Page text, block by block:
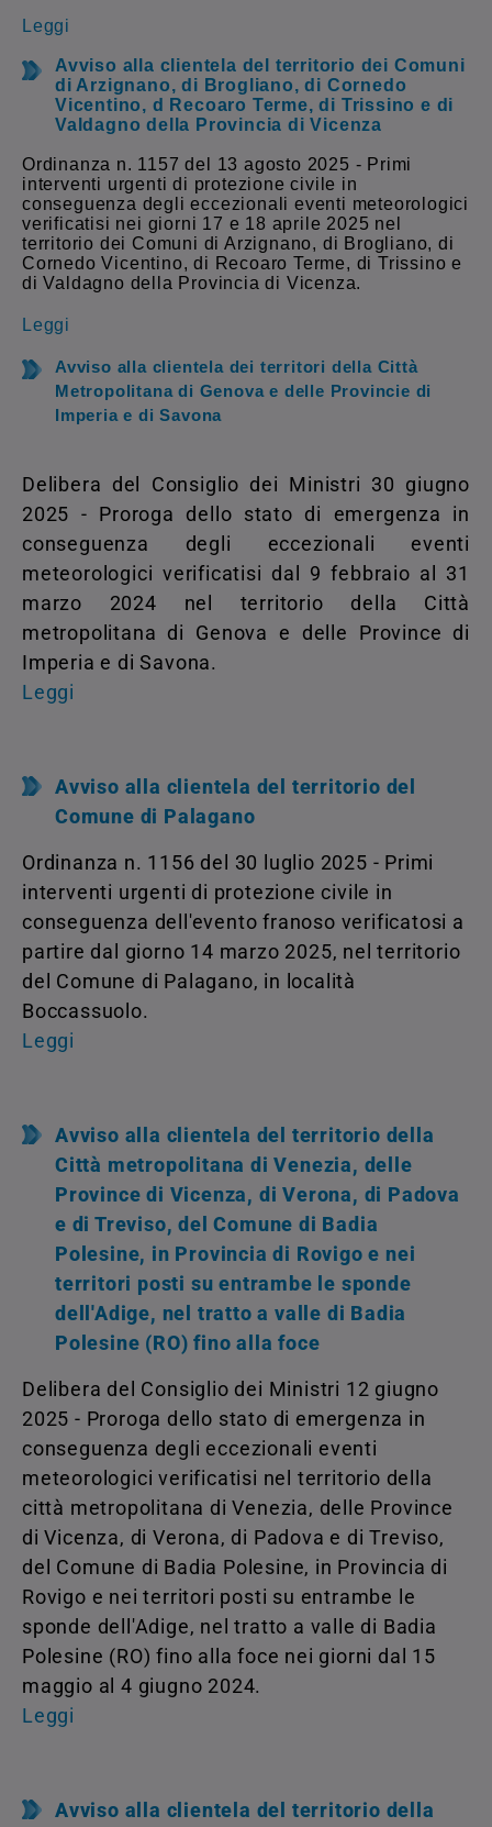
Leggi
Avviso alla clientela del territorio dei Comuni
di Arzignano, di Brogliano, di Cornedo
Vicentino, d Recoaro Terme, di Trissino e di
Valdagno della Provincia di Vicenza
Ordinanza n. 1157 del 13 agosto 2025 - Primi
interventi urgenti di protezione civile in
conseguenza degli eccezionali eventi meteorologici
verificatisi nei giorni 17 e 18 aprile 2025 nel
territorio dei Comuni di Arzignano, di Brogliano, di
Cornedo Vicentino, di Recoaro Terme, di Trissino e
di Valdagno della Provincia di Vicenza.
Leggi
Avviso alla clientela dei territori della Città
Metropolitana di Genova e delle Provincie di
Imperia e di Savona
Delibera del Consiglio dei Ministri 30 giugno
2025 - Proroga dello stato di emergenza in
conseguenza degli eccezionali eventi
meteorologici verificatisi dal 9 febbraio al 31
marzo 2024 nel territorio della Città
metropolitana di Genova e delle Province di
Imperia e di Savona.
Leggi
Avviso alla clientela del territorio del
Comune di Palagano
Ordinanza n. 1156 del 30 luglio 2025 - Primi
interventi urgenti di protezione civile in
conseguenza dell'evento franoso verificatosi a
partire dal giorno 14 marzo 2025, nel territorio
del Comune di Palagano, in località
Boccassuolo.
Leggi
Avviso alla clientela del territorio della
Città metropolitana di Venezia, delle
Province di Vicenza, di Verona, di Padova
e di Treviso, del Comune di Badia
Polesine, in Provincia di Rovigo e nei
territori posti su entrambe le sponde
dell'Adige, nel tratto a valle di Badia
Polesine (RO) fino alla foce
Delibera del Consiglio dei Ministri 12 giugno
2025 - Proroga dello stato di emergenza in
conseguenza degli eccezionali eventi
meteorologici verificatisi nel territorio della
città metropolitana di Venezia, delle Province
di Vicenza, di Verona, di Padova e di Treviso,
del Comune di Badia Polesine, in Provincia di
Rovigo e nei territori posti su entrambe le
sponde dell'Adige, nel tratto a valle di Badia
Polesine (RO) fino alla foce nei giorni dal 15
maggio al 4 giugno 2024.
Leggi
Avviso alla clientela del territorio della